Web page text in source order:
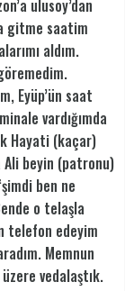
ulusoy’dan
gitme saatim
aldım.
Eyüp’ün saat
vardığımda
Hayati (kaçar)
Ali beyin (patronu)
ben ne
o telaşla
telefon edeyim
Memnun
vedalaştık.